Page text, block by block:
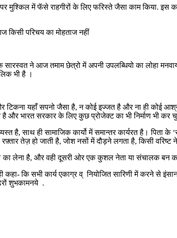
में फॅसे राहगीरों के लिए फरिस्ते जैसा काम किया. इस
परिचय का मोहताज नहीं
ने आज तमाम छेत्रो में अपनी उपलब्धियो का लोहा
भी है ।
यहाँ सपनो जैसा है, न कोई इज्जत है और ना ही कोई
भारत सरकार के लिए कुछ प्रोजेक्ट का भी निर्माण भी कर
साथ ही सामाजिक कार्यो में समान्तर कार्यरत है। पिता
तेज़ हो जाती है, जोश नसों में दौड़ने लगता है, किसी वरिष्ट
का लेना है, और वही दूसरी ओर एक कुशल नेता या संचालक बन
कि सभी कार्य एकाग्र व् नियोजित सारिणी में करने से
शुभकामनये .